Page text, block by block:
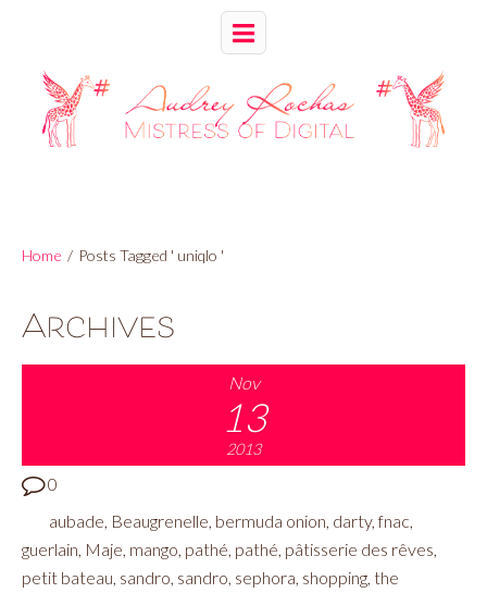
Home / Posts Tagged ' uniqlo '
Archives
Nov
13
2013
0
aubade Beaugrenelle bermuda onion darty,fnac
guerlain Maje mango pathé pathé pâtisserie des rêves
petit bateau sandro sandro sephora shopping the